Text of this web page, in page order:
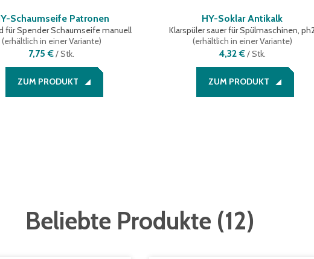
Schaumseife Patronen
für Spender Schaumseife manuell
(erhältlich in einer Variante)
7,75 €/Stk.
ZUM PRODUKT
HY-Soklar Antikalk
Klarspüler sauer für Spülmaschinen,
(erhältlich in einer Variante)
4,32 €/Stk.
ZUM PRODUKT
Beliebte Produkte (12)